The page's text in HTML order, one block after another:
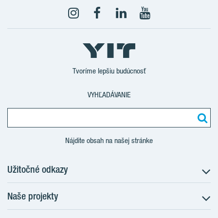
Tvoríme lepšiu budúcnosť
VYHĽADÁVANIE
Nájdite obsah na našej stránke
Užitočné odkazy
O nás
Prečo bývať s nami
Naše projekty